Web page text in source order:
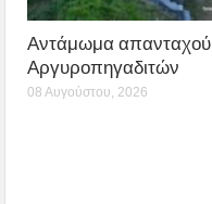
Αντάμωμα απανταχού
Αργυροπηγαδιτών
08 Αυγούστου, 2026